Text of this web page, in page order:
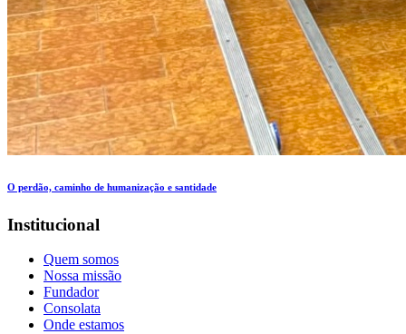
O perdão, caminho de humanização e santidade
Institucional
Quem somos
Nossa missão
Fundador
Consolata
Onde estamos